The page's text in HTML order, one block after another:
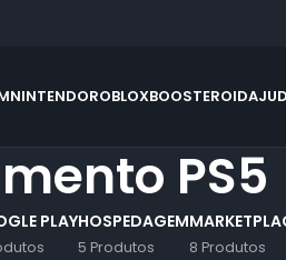
NINTENDOROBLOXBOOSTEROID
PS5
PLAYHOSPEDAGEM
5 Produtos 8 Produtos